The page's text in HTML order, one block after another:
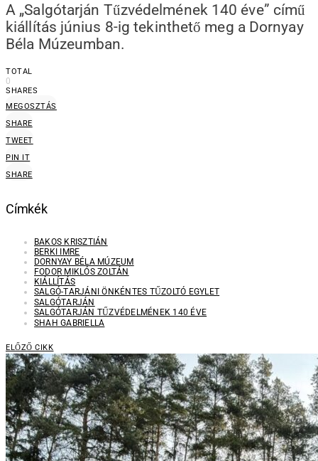
A „Salgótarján Tűzvédelmének 140 éve” című
kiállítás június 8-ig tekinthető meg a Dornyay
Béla Múzeumban.
TOTAL
0
SHARES
MEGOSZTÁS
SHARE
TWEET
PIN IT
SHARE
Címkék
BAKOS KRISZTIÁN
BERKI IMRE
DORNYAY BÉLA MÚZEUM
FODOR MIKLÓS ZOLTÁN
KIÁLLÍTÁS
SALGÓ-TARJÁNI ÖNKÉNTES TŰZOLTÓ EGYLET
SALGÓTARJÁN
SALGÓTARJÁN TŰZVÉDELMÉNEK 140 ÉVE
SHAH GABRIELLA
ELŐZŐ CIKK